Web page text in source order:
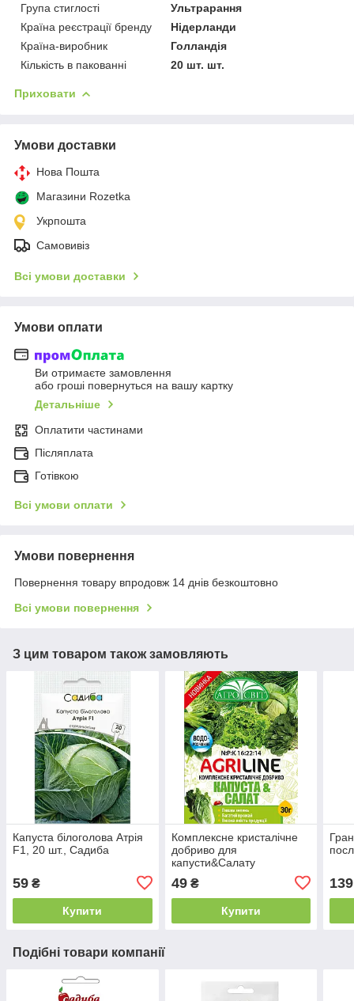
Група стиглості
Ультрарання
Країна реєстрації бренду
Нідерланди
Країна-виробник
Голландія
Кількість в пакованні
20 шт. шт.
Приховати
Умови доставки
Нова Пошта
Магазини Rozetka
Укрпошта
Самовивіз
Всі умови доставки
Умови оплати
Ви отримаєте замовлення
або гроші повернуться на вашу картку
Детальніше
Оплатити частинами
Післяплата
Готівкою
Всі умови оплати
Умови повернення
Повернення товару впродовж 14 днів безкоштовно
Всі умови повернення
З цим товаром також замовляють
Капуста білоголова Атрія
F1, 20 шт., Садиба
59 ₴
Купити
Комплексне кристалічне
добриво для
капусти&Салату
49₴
Купити
139
Подібні товари компанії